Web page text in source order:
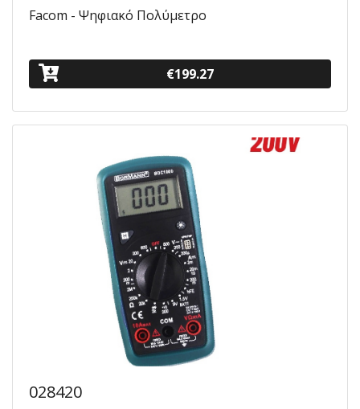
Facom - Ψηφιακό Πολύμετρο
€199.27
028420